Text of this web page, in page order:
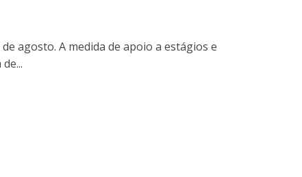
agosto. A medida de apoio a estágios e